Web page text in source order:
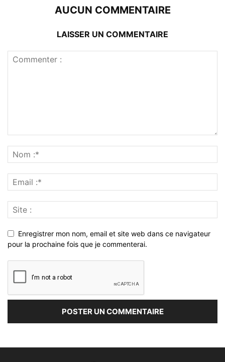
AUCUN COMMENTAIRE
LAISSER UN COMMENTAIRE
Enregistrer mon nom, email et site web dans ce navigateur
pour la prochaine fois que je commenterai.